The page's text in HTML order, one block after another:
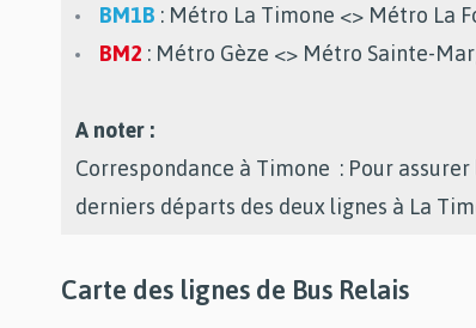
BM1B : Métro La Timone <> Métro La
BM2 : Métro Gèze <> Métro Sainte-
A noter :
Correspondance à Timone : Pour
derniers départs des deux lignes à La
Carte des lignes de Bus Relais